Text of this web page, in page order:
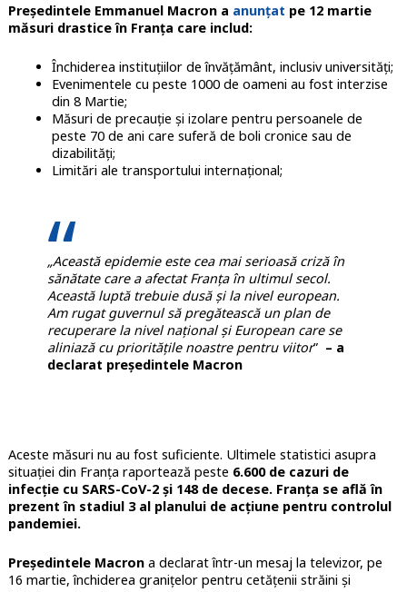
Președintele Emmanuel Macron a anunțat pe 12 martie
măsuri drastice în Franța care includ:
Închiderea instituțiilor de învățământ, inclusiv universități;
Evenimentele cu peste 1000 de oameni au fost interzise
din 8 Martie;
Măsuri de precauție și izolare pentru persoanele de
peste 70 de ani care suferă de boli cronice sau de
dizabilități;
Limitări ale transportului internațional;
„Această epidemie este cea mai serioasă criză în
sănătate care a afectat Franța în ultimul secol.
Această luptă trebuie dusă și la nivel european.
Am rugat guvernul să pregătească un plan de
recuperare la nivel național și European care se
aliniază cu prioritățile noastre pentru viitor”– a
declarat președintele Macron
Aceste măsuri nu au fost suficiente. Ultimele statistici asupra
situației din Franța raportează peste 6.600 de cazuri de
infecție cu SARS-CoV-2 și 148 de decese. Franța se află în
prezent în stadiul 3 al planului de acțiune pentru controlul
pandemiei.
Președintele Macrona declarat într-un mesaj la televizor, pe
16 martie, închiderea granițelor pentru cetățenii străini și